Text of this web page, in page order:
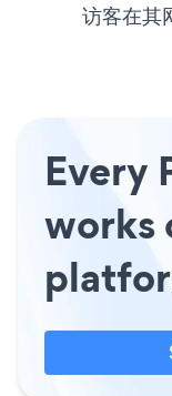
访客在其
Every
works